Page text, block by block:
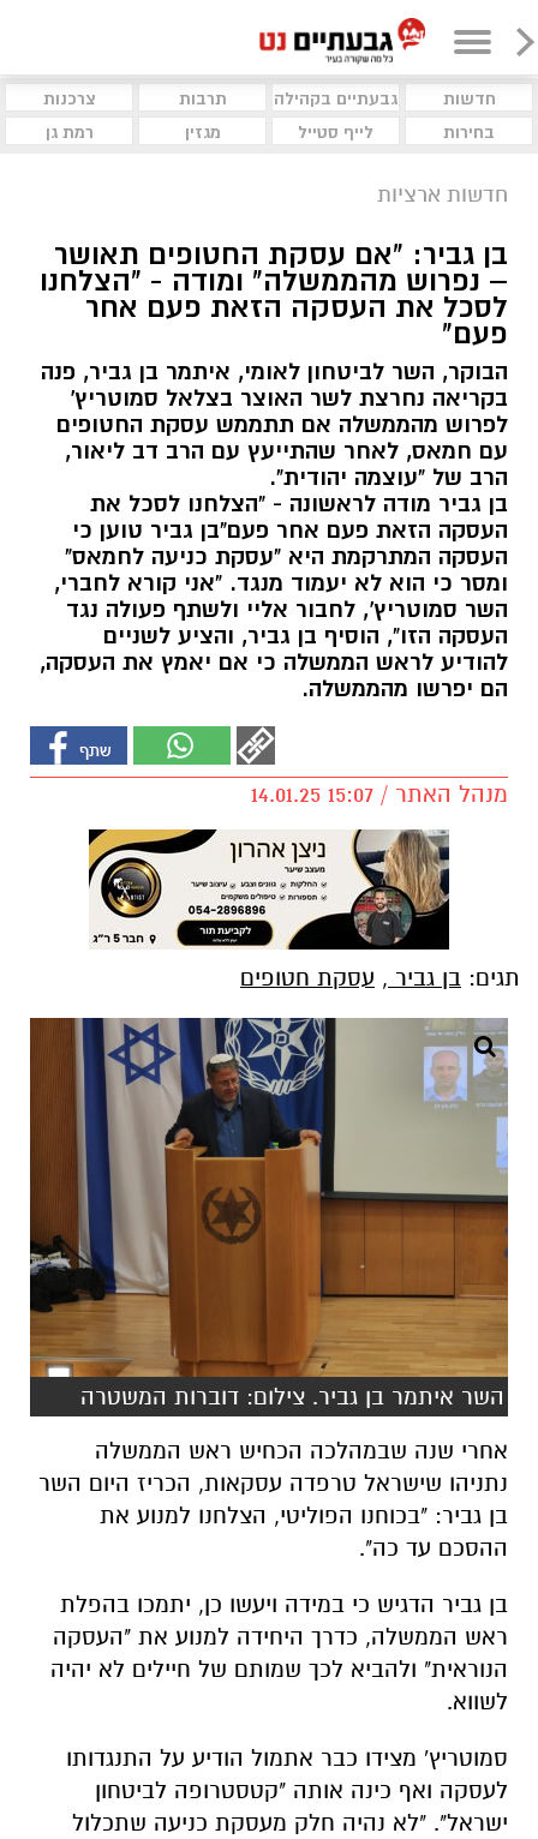
חדשות גבעתיים בקהילה תרבות
צרכנות
בחירות
לייף סטייל מגזין רמת גן
חדשות ארציות
בן גביר: "אם עסקת החטופים תאושר
– נפרוש מהממשלה" ומודה - "הצלחנו
לסכל את העסקה הזאת פעם אחר
פעם"
הבוקר, השר לביטחון לאומי, איתמר בן גביר, פנה
בקריאה נחרצת לשר האוצר בצלאל סמוטריץ'
לפרוש מהממשלה אם תתממש עסקת החטופים
עם חמאס, לאחר שהתייעץ עם הרב דב ליאור,
הרב של "עוצמה יהודית".
בן גביר מודה לראשונה - "הצלחנו לסכל את
העסקה הזאת פעם אחר פעם"בן גביר טוען כי
העסקה המתרקמת היא "עסקת כניעה לחמאס"
ומסר כי הוא לא יעמוד מנגד. "אני קורא לחברי,
השר סמוטריץ', לחבור אליי ולשתף פעולה נגד
העסקה הזו", הוסיף בן גביר, והציע לשניים
להודיע לראש הממשלה כי אם יאמץ את העסקה,
הם יפרשו מהממשלה.
מנהל האתר / 15:07 14.01.25
תגים: בן גביר , עסקת חטופים
השר איתמר בן גביר. צילום: דוברות המשטרה
אחרי שנה שבמהלכה הכחיש ראש הממשלה
נתניהו שישראל טרפדה עסקאות, הכריז היום השר
בן גביר: "בכוחנו הפוליטי, הצלחנו למנוע את
ההסכם עד כה".
בן גביר הדגיש כי במידה ויעשו כן, יתמכו בהפלת
ראש הממשלה, כדרך היחידה למנוע את "העסקה
הנוראית" ולהביא לכך שמותם של חיילים לא יהיה
לשווא.
סמוטריץ' מצידו כבר אתמול הודיע על התנגדותו
לעסקה ואף כינה אותה "קטסטרופה לביטחון
ישראל". "לא נהיה חלק מעסקת כניעה שתכלול